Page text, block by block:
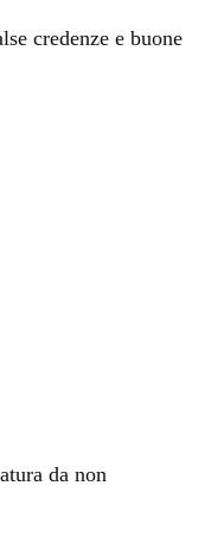
credenze e buone
da non